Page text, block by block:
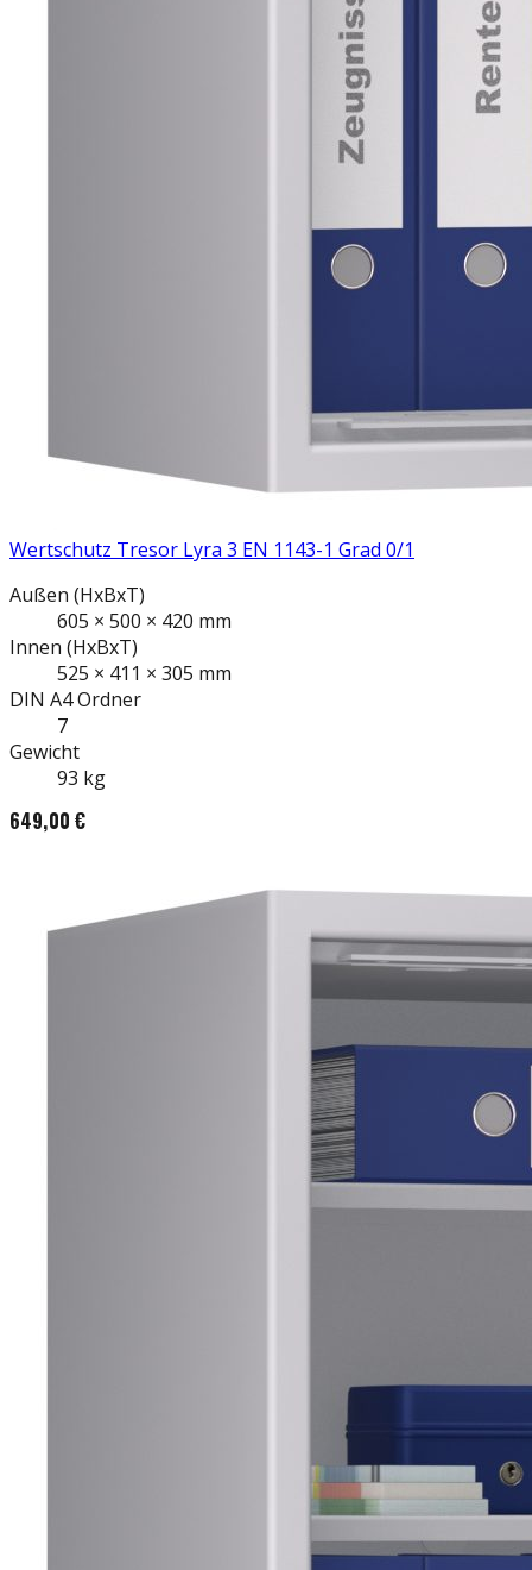
Wertschutz Tresor Lyra 3 EN 1143-1 Grad 0/1
Außen (HxBxT)
605 × 500 × 420 mm
Innen (HxBxT)
525 × 411 × 305 mm
DIN A4Ordner
7
Gewicht
93 kg
649,00 €